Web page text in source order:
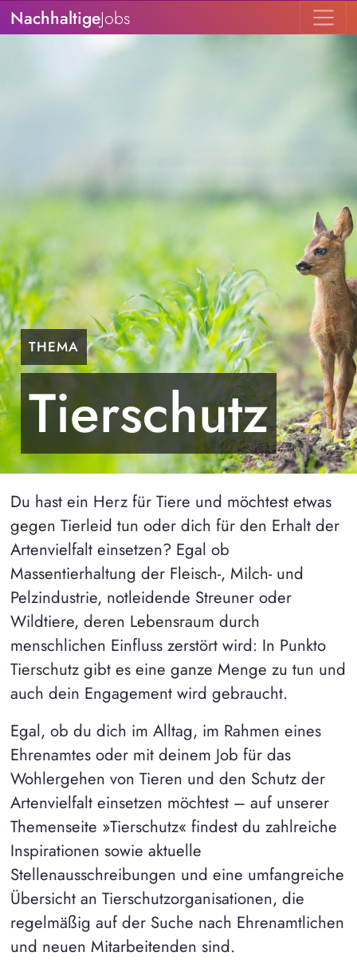
NachhaltigeJobs
THEMA
Tierschutz
Du hast ein Herz für Tiere und möchtest etwas
gegen Tierleid tun oder dich für den Erhalt der
Artenvielfalt einsetzen? Egal ob
Massentierhaltung der Fleisch-, Milch- und
Pelzindustrie, notleidende Streuner oder
Wildtiere, deren Lebensraum durch
menschlichen Einfluss zerstört wird: In Punkto
Tierschutz gibt es eine ganze Menge zu tun und
auch dein Engagement wird gebraucht.
Egal, ob du dich im Alltag, im Rahmen eines
Ehrenamtes oder mit deinem Job für das
Wohlergehen von Tieren und den Schutz der
Artenvielfalt einsetzen möchtest – auf unserer
Themenseite »Tierschutz« findest du zahlreiche
Inspirationen sowie aktuelle
Stellenausschreibungen und eine umfangreiche
Übersicht an Tierschutzorganisationen, die
regelmäßig auf der Suche nach Ehrenamtlichen
und neuen Mitarbeitenden sind.